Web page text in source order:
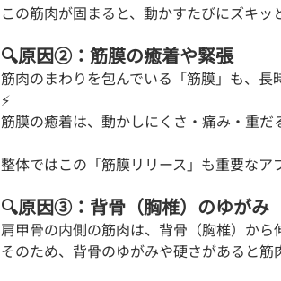
この筋肉が固まると、動かすたびにズキ
🔍原因②：筋膜の癒着や緊張
筋肉のまわりを包んでいる「筋膜」も、
⚡
筋膜の癒着は、動かしにくさ・痛み・重だ
整体ではこの「筋膜リリース」も重要なア
🔍原因③：背骨（胸椎）のゆがみ
肩甲骨の内側の筋肉は、背骨（胸椎）から
そのため、背骨のゆがみや硬さがあると